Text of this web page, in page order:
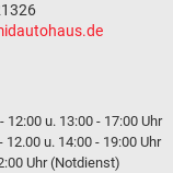
12:00 u. 13:00 - 17:00 Uhr
12.00 u. 14:00 - 19:00 Uhr
Uhr (Notdienst)